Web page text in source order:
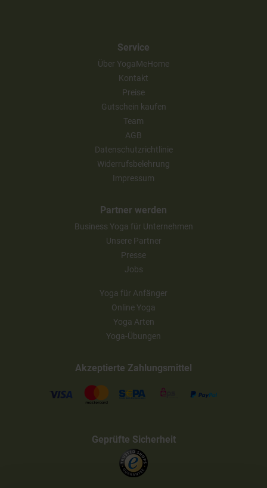
Service
Über YogaMeHome
Kontakt
Preise
Gutschein kaufen
Team
AGB
Datenschutzrichtlinie
Widerrufsbelehrung
Impressum
Partner werden
Business Yoga für Unternehmen
Unsere Partner
Presse
Jobs
Yoga für Anfänger
Online Yoga
Yoga Arten
Yoga-Übungen
Akzeptierte Zahlungsmittel
Geprüfte Sicherheit